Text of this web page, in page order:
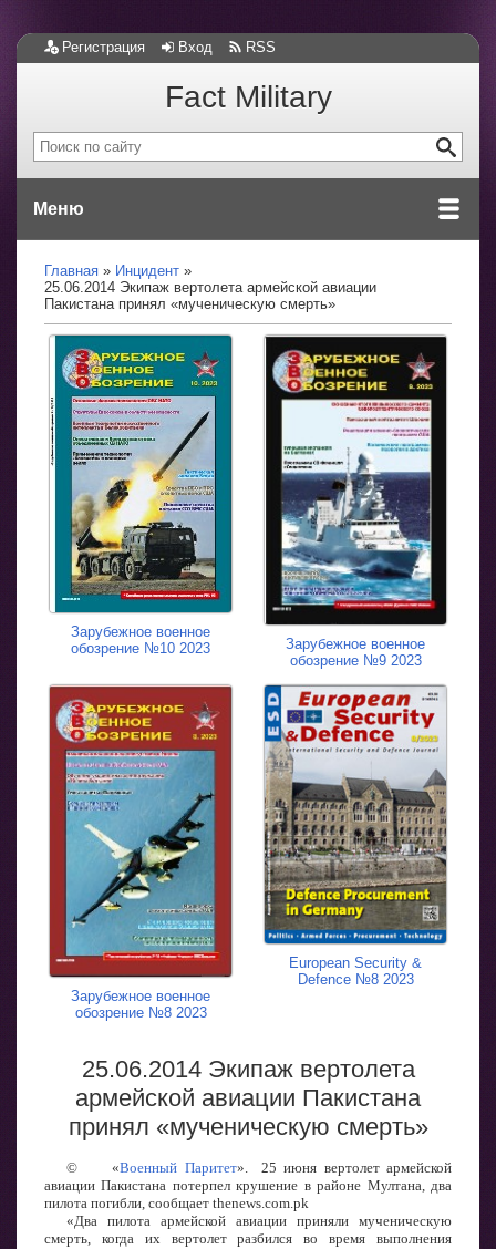
Регистрация Вход RSS
Fact Military
Меню
Главная
Инцидент
25.06.2014 Экипаж вертолета армейской авиации
Пакистана принял «мученическую смерть»
Зарубежное военное
обозрение №10 2023
Зарубежное военное
обозрение №9 2023
Зарубежное военное
обозрение №8 2023
European Security &
Defence №8 2023
25.06.2014 Экипаж вертолета
армейской авиации Пакистана
принял «мученическую смерть»
© «Военный Паритет». 25 июня вертолет армейской
авиации Пакистана потерпел крушение в районе Мултана, два
пилота погибли, сообщает thenews.com.pk
«Два пилота армейской авиации приняли мученическую
смерть, когда их вертолет разбился во время выполнения